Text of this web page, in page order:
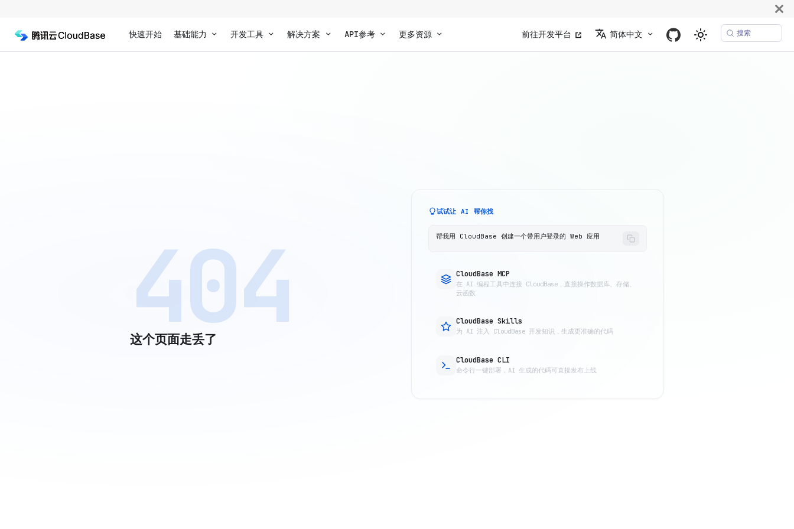
快速开始 基础能力 开发工具 解决方案 API参考 更多资源 前往开发平台 简体中文 搜索
404
这个页面走丢了
试试让 AI 帮你找
帮我用 CloudBase 创建一个带用户登录的 Web 应用
CloudBase MCP
在 AI 编程工具中连接 CloudBase，直接操作数据库、存储、
云函数
CloudBase Skills
为 AI 注入 CloudBase 开发知识，生成更准确的代码
CloudBase CLI
命令行一键部署，AI 生成的代码可直接发布上线